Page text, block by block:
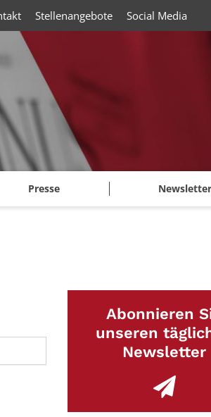
Presse Newsletter
Stellenangebote Social Media
Abonnieren
unseren
Newsletter